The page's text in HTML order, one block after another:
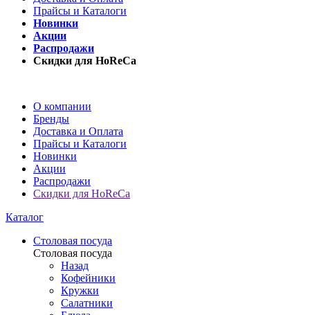
Прайсы и Каталоги
Новинки
Акции
Распродажи
Скидки для HoReCa
О компании
Бренды
Доставка и Оплата
Прайсы и Каталоги
Новинки
Акции
Распродажи
Скидки для HoReCa
Каталог
Столовая посуда
Столовая посуда
Назад
Кофейники
Кружки
Салатники